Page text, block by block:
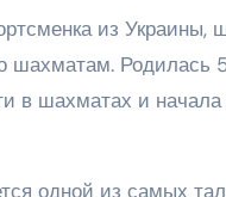
из Украины,
Родилась
в шахматах и
одной из самых